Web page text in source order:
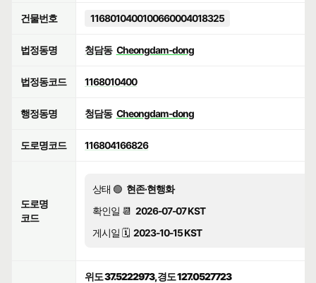
건물번호 1168010400100660004018325
법정동명 청담동 Cheongdam-dong
법정동코드 1168010400
행정동명 청담동 Cheongdam-dong
도로명코드 116804166826
도로명
코드
상태 🟢 현존·현행화
확인일 📆 2026-07-07 KST
게시일 🗓️ 2023-10-15 KST
위도 37.5222973, 경도 127.0527723